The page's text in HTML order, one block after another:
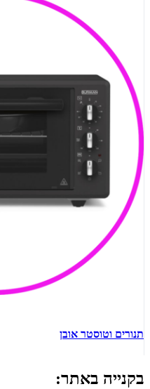
תנורים וטוסטר אובן
בקנייה באתר: